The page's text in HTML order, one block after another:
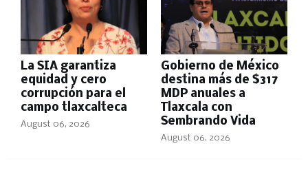
La SIA garantiza
equidad y cero
corrupción para el
campo tlaxcalteca
August 06, 2026
Gobierno de México
destina más de $317
MDP anuales a
Tlaxcala con
Sembrando Vida
August 06, 2026